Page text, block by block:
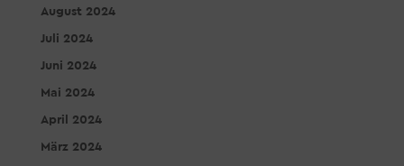
August 2024
Juli 2024
Juni 2024
Mai 2024
April 2024
März 2024